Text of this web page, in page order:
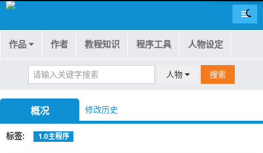
导航
作品 作者 教程知识 程序工具 人物设定
人物 搜索
概况 修改历史
标签 1.0主程序